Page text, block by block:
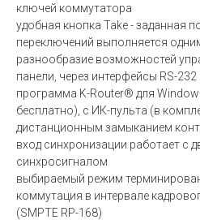
ключей коммутатора
удобная кнопка Take - заданная
переключений выполняется
разнообразие возможностей
панели, через интерфейсы RS-
программа K-Router® для
бесплатно), с ИК-пульта (в
дистанционным замыканием
вход синхронизации работает с
синхросигналом
выбираемый режим
коммутация в интервале
(SMPTE RP-168)